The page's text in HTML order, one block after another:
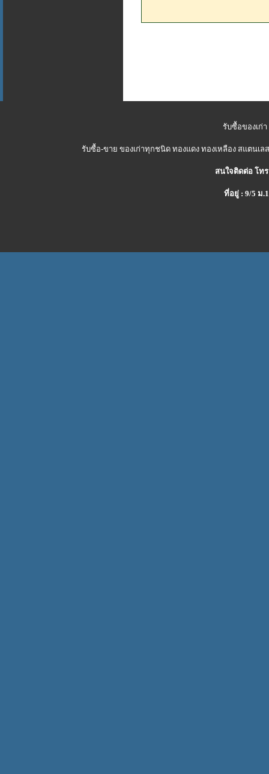
รับซื้อของเก่
รับซื้อ-ขาย ของเก่าทุกชนิด ทองแดง ทองเหลือง สแตนเ
สนใจติดต่อ โทร
ที่อยู่ : 9/5 ม